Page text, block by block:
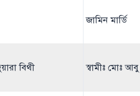
জামিন মার্ডি
বিথী স্বামীঃ মোঃ